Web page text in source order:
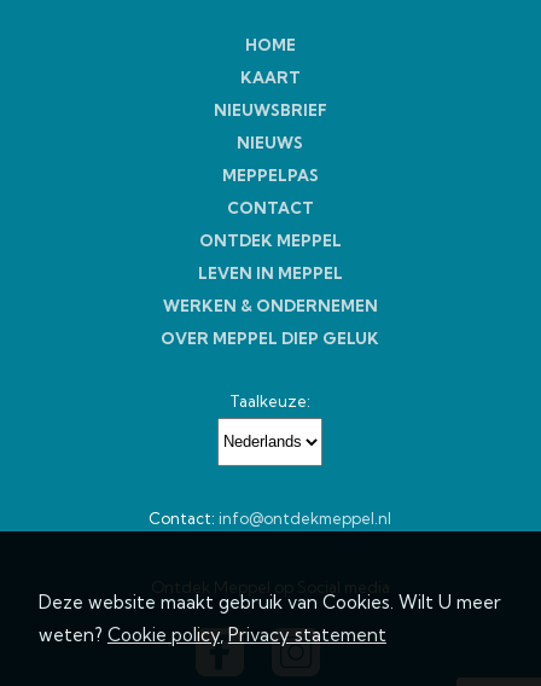
Deze website maakt gebruik van Cookies. Wilt U meer
weten? Cookie policy, Privacy statement
HOME
KAART
NIEUWSBRIEF
NIEUWS
MEPPELPAS
CONTACT
ONTDEK MEPPEL
LEVEN IN MEPPEL
WERKEN & ONDERNEMEN
OVER MEPPEL DIEP GELUK
Taalkeuze:
Contact:info@ontdekmeppel.nl
Ontdek Meppel op Social media